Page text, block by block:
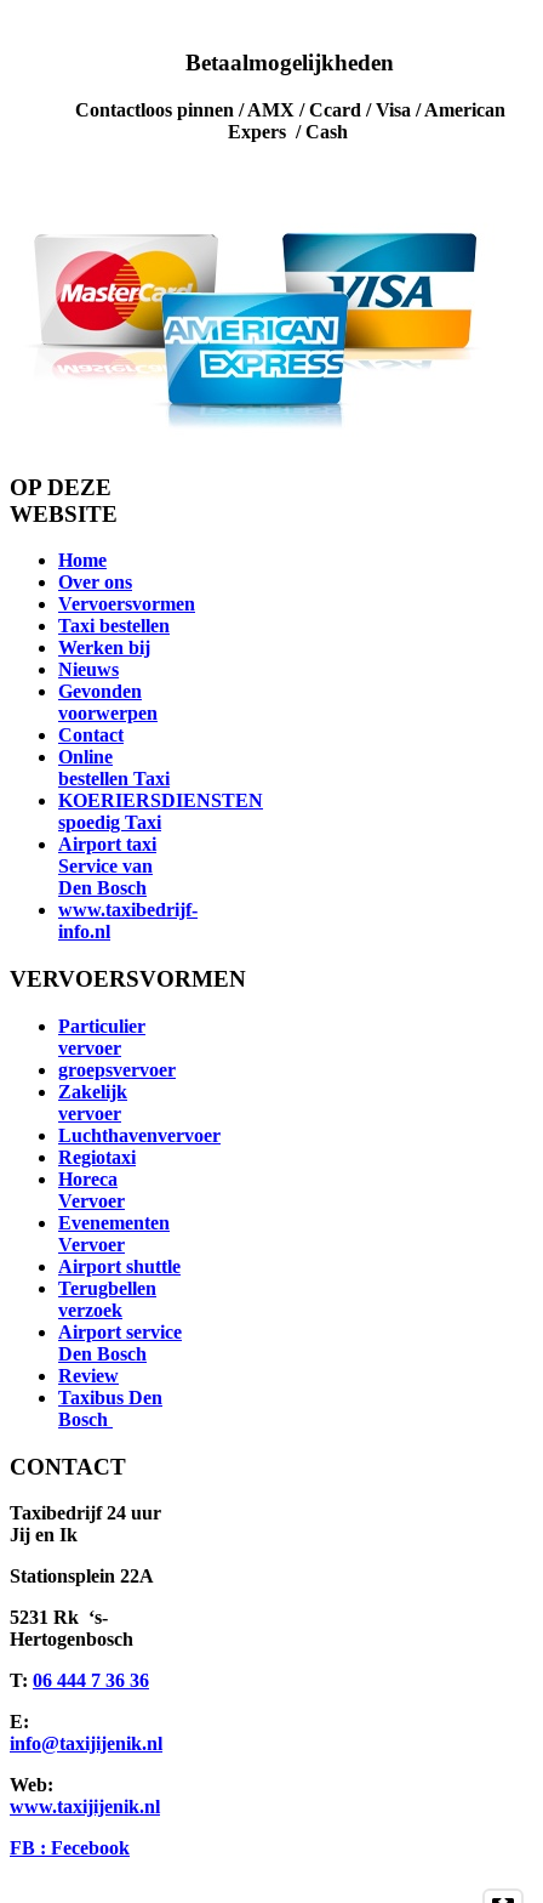
Betaalmogelijkheden
Contactloos pinnen / AMX / Ccard / Visa / American
Expers / Cash
OP DEZE
WEBSITE
Home
Over ons
Vervoersvormen
Taxi bestellen
Werken bij
Nieuws
Gevonden
voorwerpen
Contact
Online
bestellen Taxi
KOERIERSDIENSTEN
spoedig Taxi
Airport taxi
Service van
Den Bosch
www.taxibedrijf-
info.nl
VERVOERSVORMEN
Particulier
vervoer
groepsvervoer
Zakelijk
vervoer
Luchthavenvervoer
Regiotaxi
Horeca
Vervoer
Evenementen
Vervoer
Airport shuttle
Terugbellen
verzoek
Airport service
Den Bosch
Review
Taxibus Den
Bosch
CONTACT
Taxibedrijf 24 uur
Jij en Ik
Stationsplein 22A
5231 Rk ‘s-
Hertogenbosch
T: 06 444 7 36 36
E:
info@taxijijenik.nl
Web:
www.taxijijenik.nl
FB : Fecebook